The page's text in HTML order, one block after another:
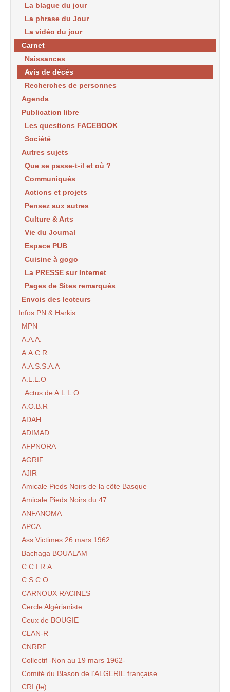
La blague du jour
La phrase du Jour
La vidéo du jour
Carnet
Naissances
Avis de décès
Recherches de personnes
Agenda
Publication libre
Les questions FACEBOOK
Société
Autres sujets
Que se passe-t-il et où ?
Communiqués
Actions et projets
Pensez aux autres
Culture & Arts
Vie du Journal
Espace PUB
Cuisine à gogo
La PRESSE sur Internet
Pages de Sites remarqués
Envois des lecteurs
Infos PN & Harkis
MPN
A.A.A.
A.A.C.R.
A.A.S.S.A.A
A.L.L.O
Actus de A.L.L.O
A.O.B.R
ADAH
ADIMAD
AFPNORA
AGRIF
AJIR
Amicale Pieds Noirs de la côte Basque
Amicale Pieds Noirs du 47
ANFANOMA
APCA
Ass Victimes 26 mars 1962
Bachaga BOUALAM
C.C.I.R.A.
C.S.C.O
CARNOUX RACINES
Cercle Algérianiste
Ceux de BOUGIE
CLAN-R
CNRRF
Collectif -Non au 19 mars 1962-
Comité du Blason de l’ALGERIE française
CRI (le)